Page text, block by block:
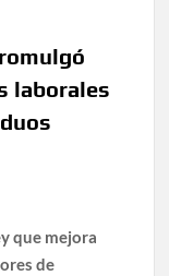
laborales
que mejora
de